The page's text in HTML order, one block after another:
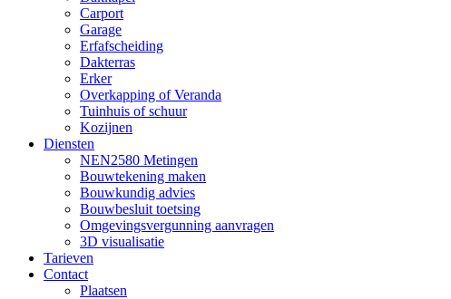
Carport
Garage
Erfafscheiding
Dakterras
Erker
Overkapping of Veranda
Tuinhuis of schuur
Kozijnen
Diensten
NEN2580 Metingen
Bouwtekening maken
Bouwkundig advies
Bouwbesluit toetsing
Omgevingsvergunning aanvragen
3D visualisatie
Tarieven
Contact
Plaatsen